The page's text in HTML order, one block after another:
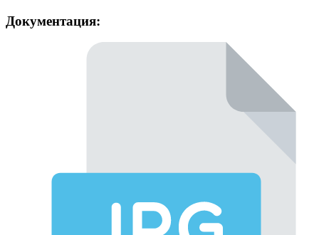
Документация: